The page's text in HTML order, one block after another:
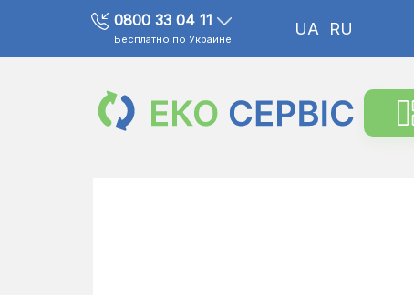
0800 33 04 11
Бесплатно по Украине
UA RU